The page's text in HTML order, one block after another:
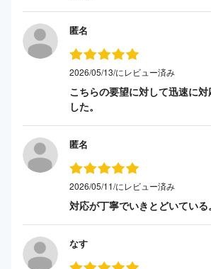
匿名
2026/05/13/にレビュー済み
こちらの要望に対して迅速に
した。
匿名
2026/05/11/にレビュー済み
対応が丁寧でいきとどいている。
なす